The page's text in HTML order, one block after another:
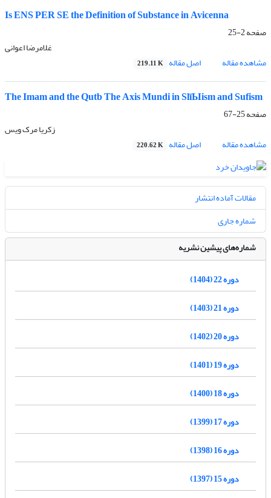
Is ENS PER SE the Definition of Substance in Avicenna
صفحه2-25
غلامرضا اعوانی
مشاهده مقاله
اصل مقاله 219.11 K
The Imam and the Qutb The Axis Mundi in SlīЫism and Sufism
صفحه25-67
زکریا مرک ویس
مشاهده مقاله
اصل مقاله 220.62 K
مقالات آماده انتشار
شماره جاری
شماره‌های پیشین نشریه
دوره 22 (1404)
دوره 21 (1403)
دوره 20 (1402)
دوره 19 (1401)
دوره 18 (1400)
دوره 17 (1399)
دوره 16 (1398)
دوره 15 (1397)